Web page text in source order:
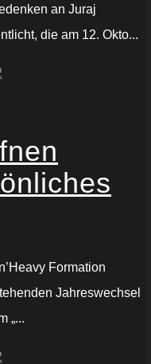
an Juraj
die am 12. Okto...
Formation
Jahreswechsel
„...